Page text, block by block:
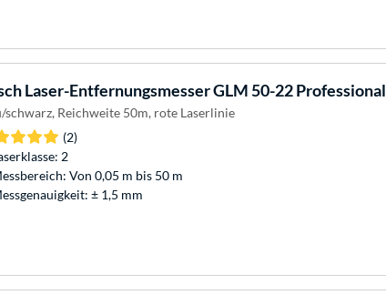
Laser-Entfernungsmesser GLM 50-22 Professional
schwarz, Reichweite 50m, rote Laserlinie
(2)
2
Von 0,05 m bis 50 m
± 1,5 mm